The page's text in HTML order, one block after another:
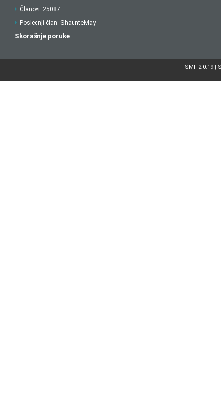
Članovi: 25087
Poslednji član: ShaunteMay
Skorašnje poruke
SMF 2.0.19|